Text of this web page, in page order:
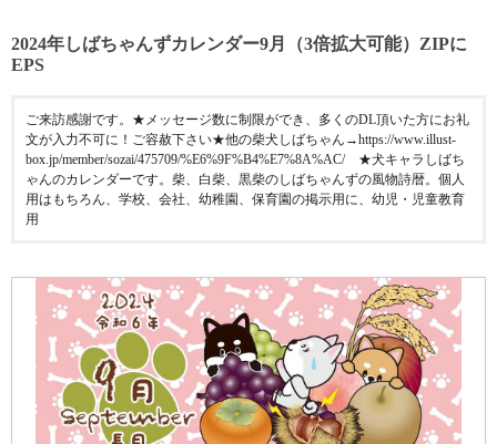
2024年しばちゃんずカレンダー9月（3倍拡大可能）ZIPに
EPS
ご来訪感謝です。★メッセージ数に制限ができ、多くのDL頂いた方にお礼
文が入力不可に！ご容赦下さい★他の柴犬しばちゃん→https://www.illust-
box.jp/member/sozai/475709/%E6%9F%B4%E7%8A%AC/ ★犬キャラしばち
ゃんのカレンダーです。柴、白柴、黒柴のしばちゃんずの風物詩暦。個人
用はもちろん、学校、会社、幼稚園、保育園の掲示用に、幼児・児童教育
用